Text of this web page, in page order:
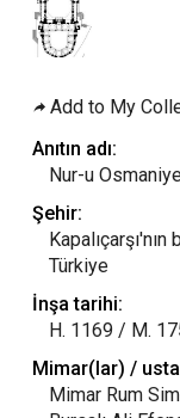
Add to My
Anıtın adı:
Nur-u
Şehir:
Türkiye
İnşa tarihi:
H. 1169 / M.
Mimar(lar) /
Mimar Rum